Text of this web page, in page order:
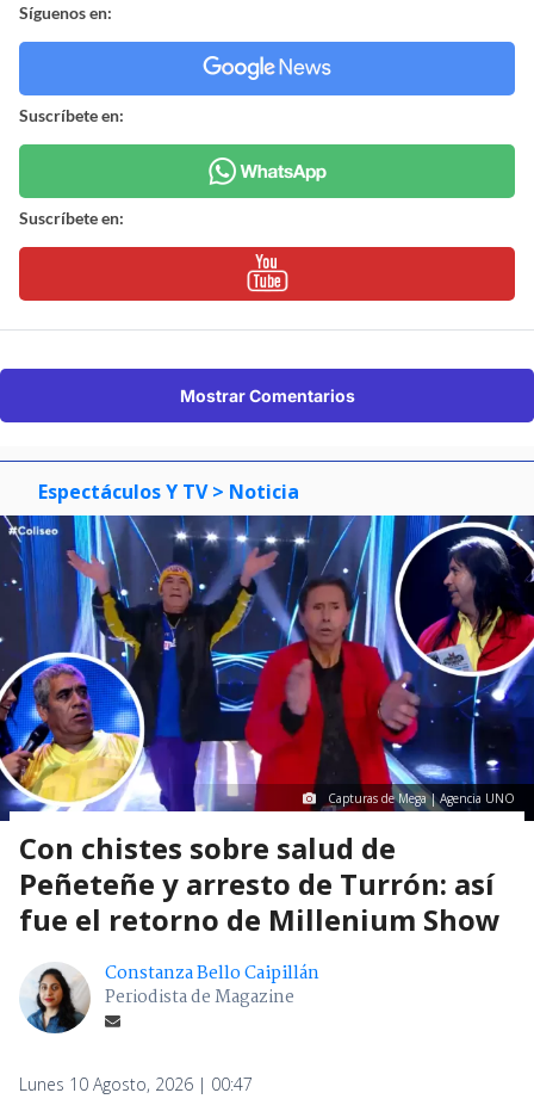
Síguenos en:
Suscríbete en:
Suscríbete en:
Mostrar Comentarios
Espectáculos Y TV > Noticia
Capturas de Mega | Agencia UNO
Con chistes sobre salud de
Peñeteñe y arresto de Turrón: así
fue el retorno de Millenium Show
Constanza Bello Caipillán
Periodista de Magazine
Lunes 10 Agosto, 2026 | 00:47